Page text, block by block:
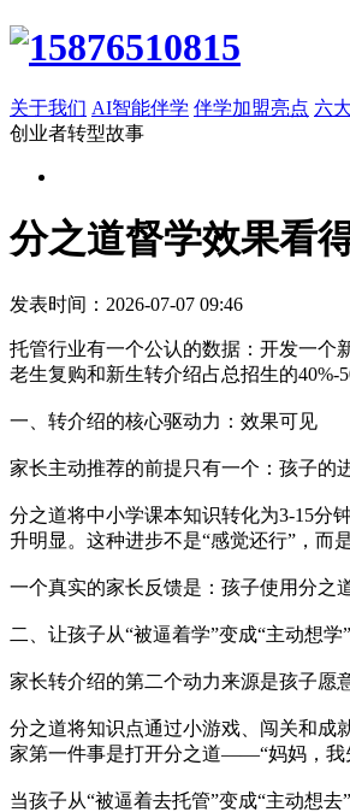
关于我们 AI智能伴学 伴学加盟亮点 六
创业者转型故事
分之道督学效果看
发表时间：2026-07-07 09:46
托管行业有一个公认的数据：开发一个
老生复购和新生转介绍占总招生的40%-
一、转介绍的核心驱动力：效果可见
家长主动推荐的前提只有一个：孩子的
分之道将中小学课本知识转化为3-15分
升明显。这种进步不是“感觉还行”，
一个真实的家长反馈是：孩子使用分之
二、让孩子从“被逼着学”变成“主动想学”
家长转介绍的第二个动力来源是孩子愿
分之道将知识点通过小游戏、闯关和成
家第一件事是打开分之道——“妈妈，我
当孩子从“被逼着去托管”变成“主动想